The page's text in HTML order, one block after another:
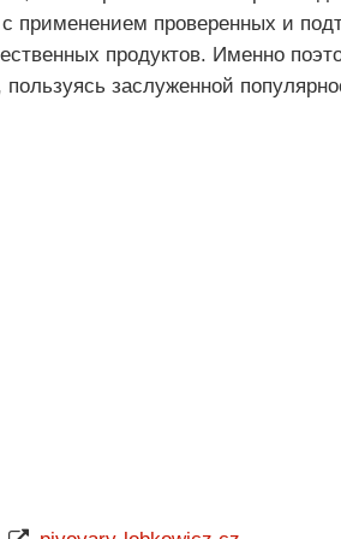
применением проверенных и
продуктов. Именно
пользуясь заслуженной